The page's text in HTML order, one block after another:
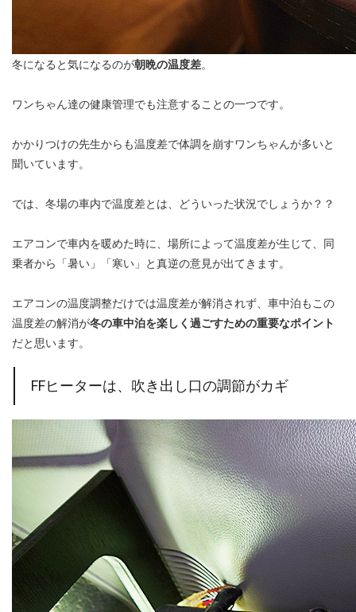
冬になると気になるのが朝晩の温度差。
ワンちゃん達の健康管理でも注意することの一つです。
かかりつけの先生からも温度差で体調を崩すワンちゃんが多いと
聞いています。
では、冬場の車内で温度差とは、どういった状況でしょうか？？
エアコンで車内を暖めた時に、場所によって温度差が生じて、同
乗者から「暑い」「寒い」と真逆の意見が出てきます。
エアコンの温度調整だけでは温度差が解消されず、車中泊もこの
温度差の解消が冬の車中泊を楽しく過ごすための重要なポイント
だと思います。
FFヒーターは、吹き出し口の調節がカギ